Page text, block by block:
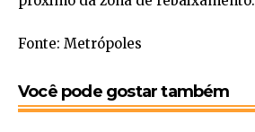
Fonte: Metrópoles
Você pode gostar também